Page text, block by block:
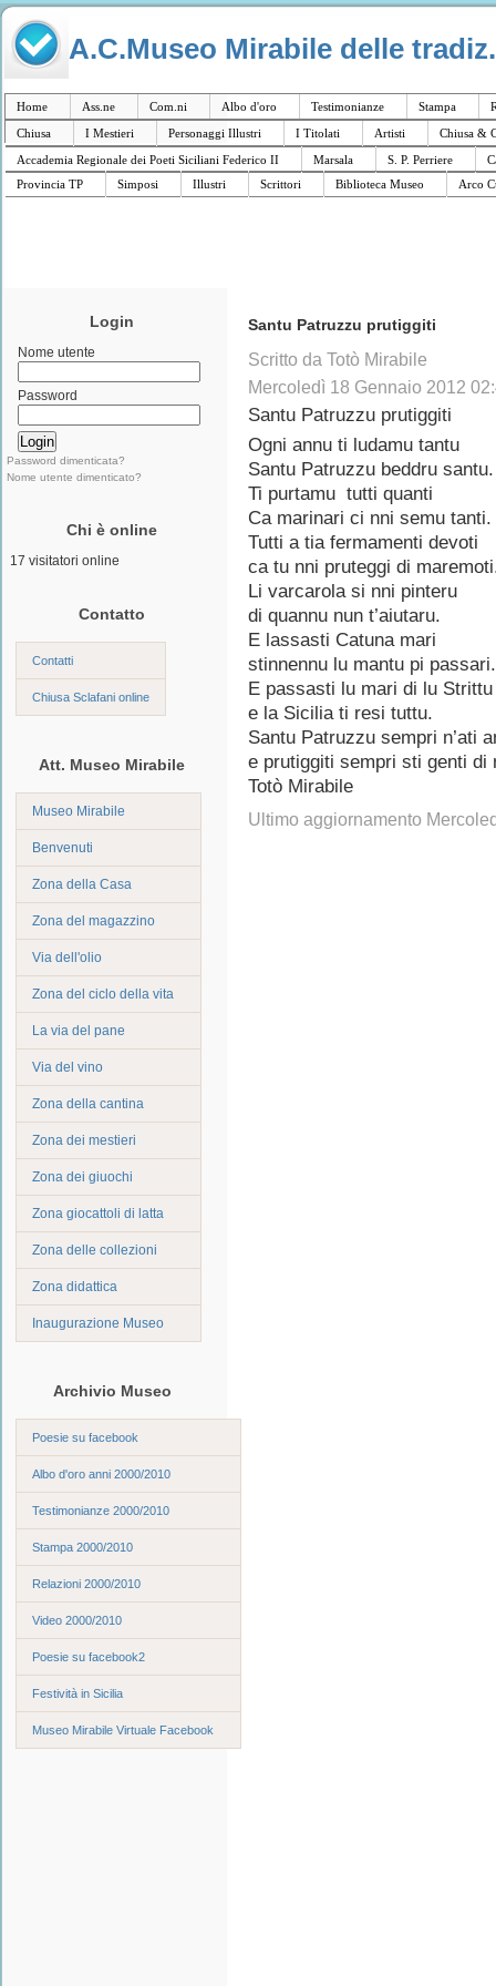
A.C.Museo Mirabile delle
Home Ass.ne Com.ni Albo d'oro Testimonianze Stampa
Chiusa
I Mestieri Personaggi Illustri I Titolati Artisti
Chiusa &
Accademia Regionale dei Poeti Siciliani Federico II
Marsala S. P. Perriere
Provincia TP
Simposi Illustri Scrittori Biblioteca Museo Arco
Login
Nome utente
Password
Password dimenticata?
Nome utente dimenticato?
Chi è online
17 visitatori online
Contatto
Contatti
Chiusa Sclafani online
Att. Museo Mirabile
Museo Mirabile
Benvenuti
Zona della Casa
Zona del magazzino
Via dell'olio
Zona del ciclo della vita
La via del pane
Via del vino
Zona della cantina
Zona dei mestieri
Zona dei giuochi
Zona giocattoli di latta
Zona delle collezioni
Zona didattica
Inaugurazione Museo
Archivio Museo
Poesie su facebook
Albo d'oro anni 2000/2010
Testimonianze 2000/2010
Stampa 2000/2010
Relazioni 2000/2010
Video 2000/2010
Poesie su facebook2
Festività in Sicilia
Museo Mirabile Virtuale Facebook
Santu Patruzzu prutiggiti
Scritto da Totò Mirabile
Mercoledì 18 Gennaio 2012
Santu Patruzzu prutiggiti
Ogni annu ti ludamu tantu
Santu Patruzzu beddru santu.
Ti purtamu tutti quanti
Ca marinari ci nni semu tanti.
Tutti a tia fermamenti devoti
ca tu nni pruteggi di
Li varcarola si nni pinteru
di quannu nun t’aiutaru.
E lassasti Catuna mari
stinnennu lu mantu pi passari.
E passasti lu mari di lu Strittu
e la Sicilia ti resi tuttu.
Santu Patruzzu sempri n’ati
e prutiggiti sempri sti genti di
Totò Mirabile
Ultimo aggiornamento